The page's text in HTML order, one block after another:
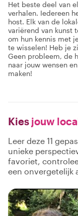
Het beste deel van
verhalen. Iedereen
host. Elk van de
variërend van kunst
om hun kennis met
te wisselen! Heb je
Geen probleem, de
naar jouw wensen
maken!
Kies jouw
Leer deze 11
unieke
favoriet,
een onvergetelijk